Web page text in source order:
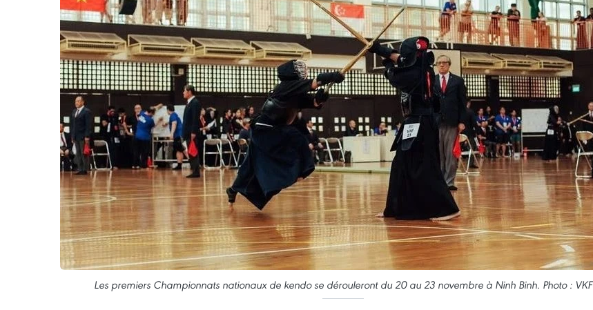
Les premiers Championnats nationaux de kendo se dérouleront du 20 au 23 novembre à Ninh Binh. Photo : VKF